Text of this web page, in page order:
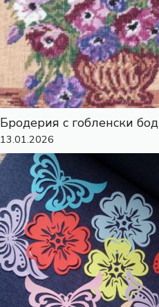
Бродерия с гобленски бод
13.01.2026